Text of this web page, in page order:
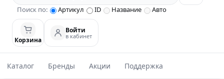
Поиск по: Артикул ID Название Авто
Корзина
Войти
в кабинет
Каталог Бренды Акции Поддержка